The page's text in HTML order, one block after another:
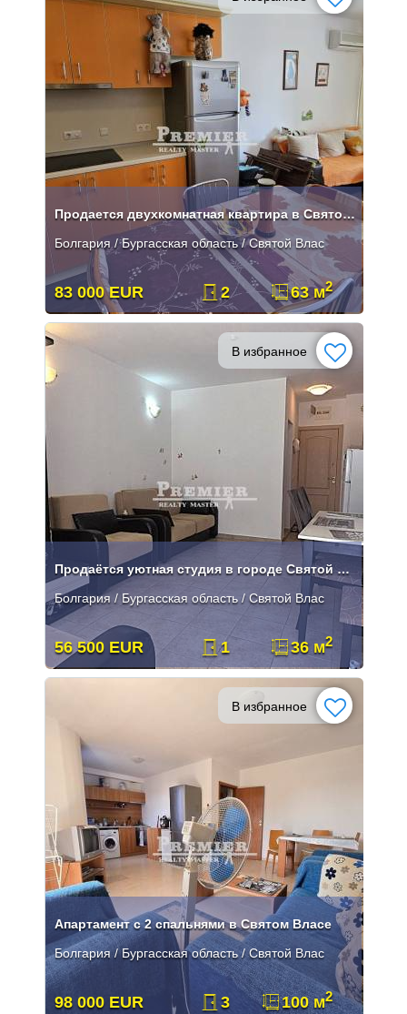
Продается двухкомнатная квартира в Святом Власе
Болгария / Бургасская область / Святой Влас
83 000 EUR 2 63 м2
В избранное
Продаётся уютная студия в городе Святой Вдас.
Болгария / Бургасская область / Святой Влас
56 500 EUR 1 36 м2
В избранное
Апартамент с 2 спальнями в Святом Власе
Болгария / Бургасская область / Святой Влас
98 000 EUR 3 100 м2